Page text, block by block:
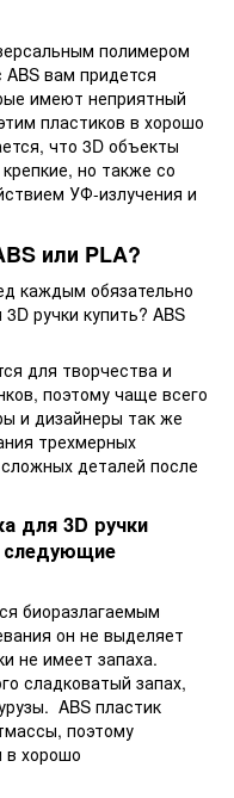
полимером
вам придется
имеют неприятный
пластиков в хорошо
что 3D объекты
но также со
УФ-излучения и
или PLA?
каждым обязательно
ручки купить? ABS
для творчества и
поэтому чаще всего
и дизайнеры так же
трехмерных
деталей после
для 3D ручки
следующие
биоразлагаемым
он не выделяет
не имеет запаха.
сладковатый запах,
ABS пластик
поэтому
в хорошо